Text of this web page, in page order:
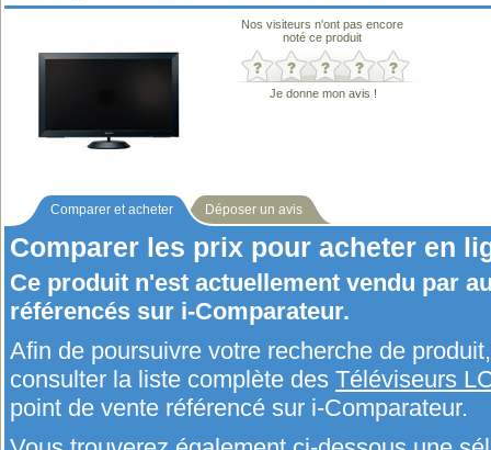
Nos visiteurs n'ont pas encore
noté ce produit
Je donne mon avis !
Comparer et acheter Déposer un avis
Comparer les prix pour acheter en
Ce produit n'est actuellement vendu par
référencés sur i-Comparateur.
Afin de poursuivre votre recherche de
consulter la liste complète des Téléviseurs
point de vente référencé sur i-Comparateur.